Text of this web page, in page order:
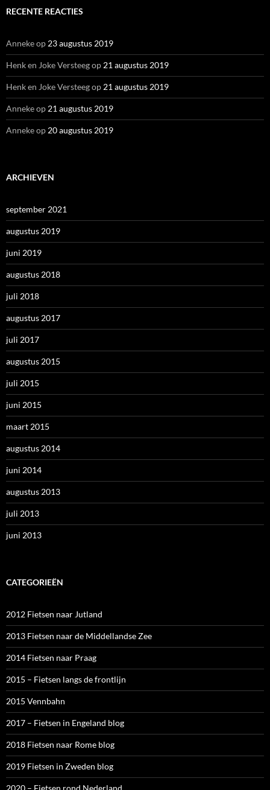
RECENTE REACTIES
Annekeop 23 augustus 2019
Henk en Joke Versteegop 21 augustus 2019
Henk en Joke Versteegop 21 augustus 2019
Annekeop 21 augustus 2019
Annekeop 20 augustus 2019
ARCHIEVEN
september 2021
augustus 2019
juni 2019
augustus 2018
juli 2018
augustus 2017
juli 2017
augustus 2015
juli 2015
juni 2015
maart 2015
augustus 2014
juni 2014
augustus 2013
juli 2013
juni 2013
CATEGORIEËN
2012 Fietsen naar Jutland
2013 Fietsen naar de Middellandse Zee
2014 Fietsen naar Praag
2015 – Fietsen langs de frontlijn
2015 Vennbahn
2017 – Fietsen in Engeland blog
2018 Fietsen naar Rome blog
2019 Fietsen in Zweden blog
2020 – Fietsen rond Nederland